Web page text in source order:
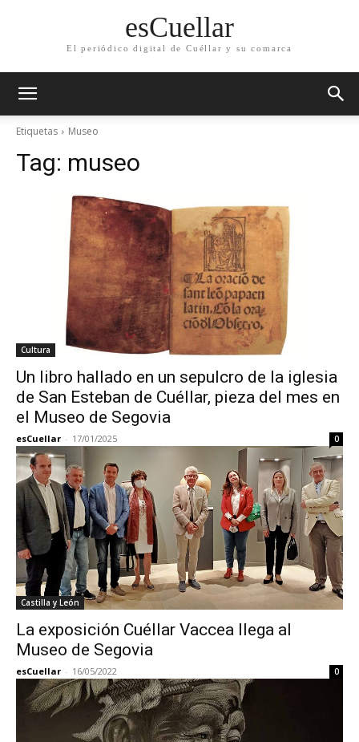
esCuellar
El periódico digital de Cuéllar y su comarca
Etiquetas Museo
Tag: museo
Cultura
Un libro hallado en un sepulcro de la iglesia
de San Esteban de Cuéllar, pieza del mes en
el Museo de Segovia
esCuellar - 17/01/2025 0
Castilla y León
La exposición Cuéllar Vaccea llega al
Museo de Segovia
esCuellar - 16/05/2022 0